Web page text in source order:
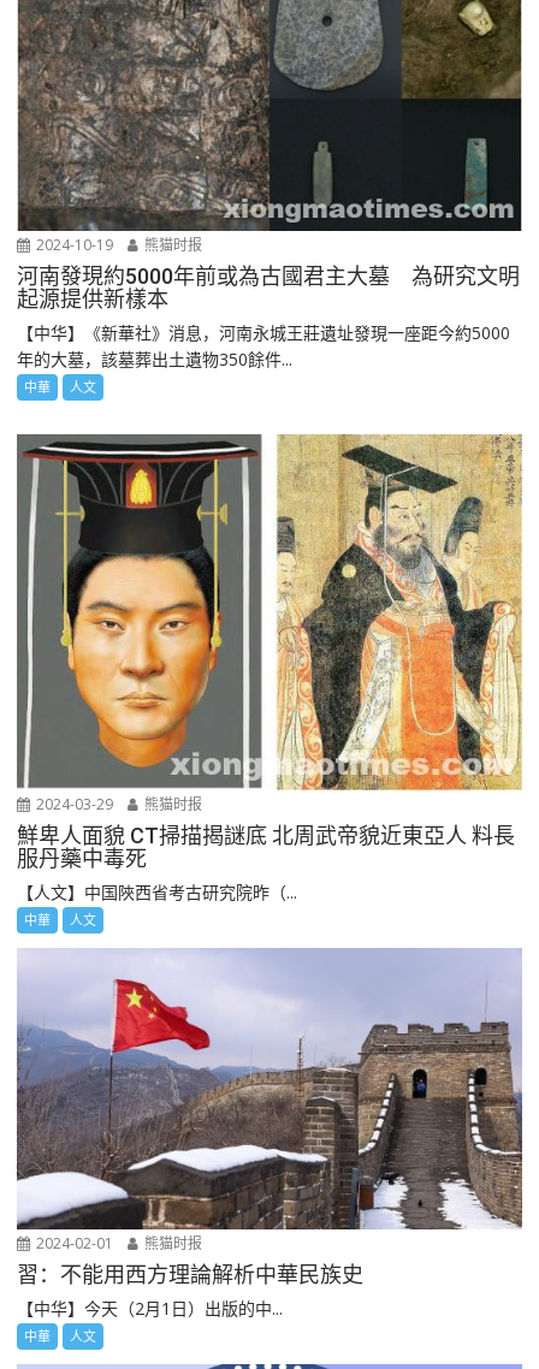
2024-10-19 熊猫时报
河南發現約5000年前或為古國君主大墓 為研究文明
起源提供新樣本
【中华】《新華社》消息，河南永城王莊遺址發現一座距今約5000
年的大墓，該墓葬出土遺物350餘件...
中華 人文
2024-03-29 熊猫时报
鮮卑人面貌 CT掃描揭謎底 北周武帝貌近東亞人 料長
服丹藥中毒死
【人文】中国陜西省考古研究院昨（...
中華 人文
2024-02-01 熊猫时报
習：不能用西方理論解析中華民族史
【中华】今天（2月1日）出版的中...
中華 人文